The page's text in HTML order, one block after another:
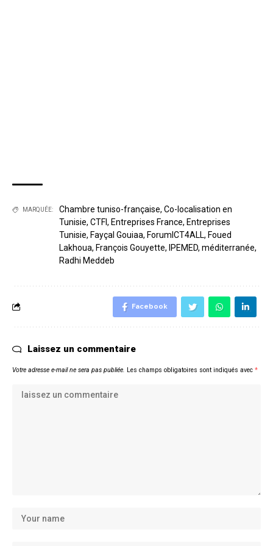
MARQUÉE: Chambre tuniso-française, Co-localisation en
Tunisie, CTFI, Entreprises France, Entreprises
Tunisie, Fayçal Gouiaa, ForumICT4ALL, Foued
Lakhoua, François Gouyette, IPEMED, méditerranée,
Radhi Meddeb
Facebook
Laissez un commentaire
Votre adresse e-mail ne sera pas publiée. Les champs obligatoires sont indiqués avec *